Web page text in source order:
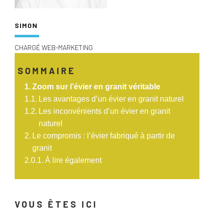
SIMON
CHARGÉ WEB-MARKETING
SOMMAIRE
Zoom sur l’évier en granit véritable
Les avantages d’un évier en granit naturel
Les inconvénients d’un évier en granit
naturel
Le compromis : l’évier fabriqué à partir de
granit
À lire également
VOUS ÊTES ICI